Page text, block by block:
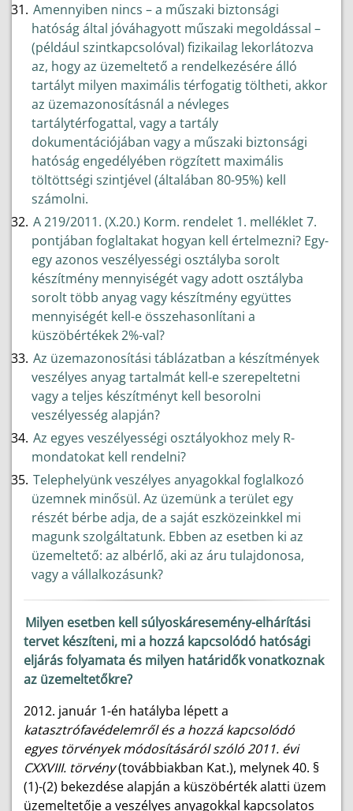
Amennyiben nincs – a műszaki biztonsági
hatóság által jóváhagyott műszaki megoldással –
(például szintkapcsolóval) fizikailag lekorlátozva
az, hogy az üzemeltető a rendelkezésére álló
tartályt milyen maximális térfogatig töltheti, akkor
az üzemazonosításnál a névleges
tartálytérfogattal, vagy a tartály
dokumentációjában vagy a műszaki biztonsági
hatóság engedélyében rögzített maximális
töltöttségi szintjével (általában 80-95%) kell
számolni.
A 219/2011. (X.20.) Korm. rendelet 1. melléklet 7.
pontjában foglaltakat hogyan kell értelmezni? Egy-
egy azonos veszélyességi osztályba sorolt
készítmény mennyiségét vagy adott osztályba
sorolt több anyag vagy készítmény együttes
mennyiségét kell-e összehasonlítani a
küszöbértékek 2%-val?
Az üzemazonosítási táblázatban a készítmények
veszélyes anyag tartalmát kell-e szerepeltetni
vagy a teljes készítményt kell besorolni
veszélyesség alapján?
Az egyes veszélyességi osztályokhoz mely R-
mondatokat kell rendelni?
Telephelyünk veszélyes anyagokkal foglalkozó
üzemnek minősül. Az üzemünk a terület egy
részét bérbe adja, de a saját eszközeinkkel mi
magunk szolgáltatunk. Ebben az esetben ki az
üzemeltető: az albérlő, aki az áru tulajdonosa,
vagy a vállalkozásunk?
Milyen esetben kell súlyoskáresemény-elhárítási
tervet készíteni, mi a hozzá kapcsolódó hatósági
eljárás folyamata és milyen határidők vonatkoznak
az üzemeltetőkre?
2012. január 1-én hatályba lépett a
katasztrófavédelemről és a hozzá kapcsolódó
egyes törvények módosításáról szóló 2011. évi
CXXVIII. törvény(továbbiakban Kat.), melynek 40. §
(1)-(2) bekezdése alapján a küszöbérték alatti üzem
üzemeltetője a veszélyes anyagokkal kapcsolatos